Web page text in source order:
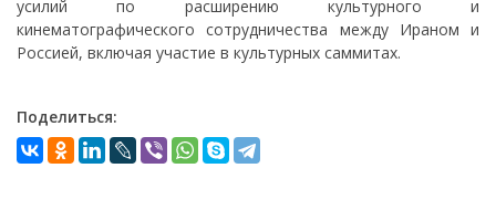
усилий по расширению культурного и
кинематографического сотрудничества между Ираном и
Россией, включая участие в культурных саммитах.
Поделиться: